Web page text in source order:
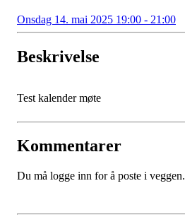
Onsdag 14. mai 2025 19:00 - 21:00
Beskrivelse
Test kalender møte
Kommentarer
Du må logge inn for å poste i veggen.